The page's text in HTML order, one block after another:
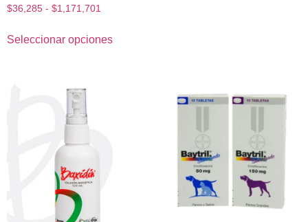
$36,285 - $1,171,701
Seleccionar opciones